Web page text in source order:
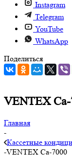
Instagram
Telegram
YouTube
WhatsApp
Поделиться
VENTEX Са-
Главная
-
Кассетные
-VENTEX Са-7000